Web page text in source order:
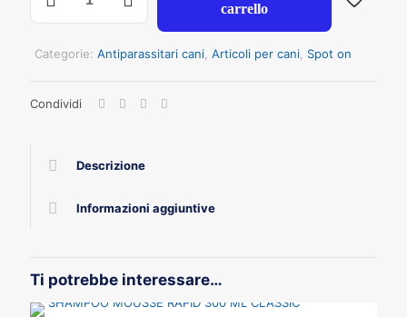
60
pipette
carrello
Categorie: Antiparassitari cani Articoli per cani Spot on
Condividi
Descrizione
Informazioni aggiuntive
Ti potrebbe interessare…